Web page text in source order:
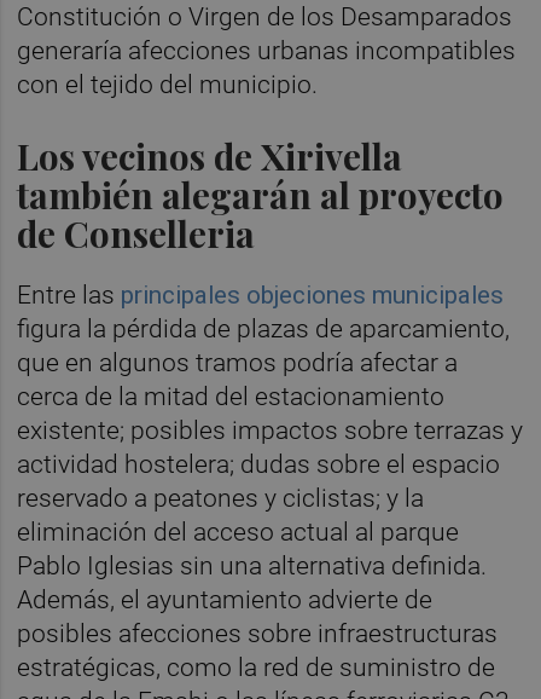
Constitución o Virgen de los Desamparados
generaría afecciones urbanas incompatibles
con el tejido del municipio.
Los vecinos de Xirivella
también alegarán al proyecto
de Conselleria
Entre las principales objeciones municipales
figura la pérdida de plazas de aparcamiento,
que en algunos tramos podría afectar a
cerca de la mitad del estacionamiento
existente; posibles impactos sobre terrazas y
actividad hostelera; dudas sobre el espacio
reservado a peatones y ciclistas; y la
eliminación del acceso actual al parque
Pablo Iglesias sin una alternativa definida.
Además, el ayuntamiento advierte de
posibles afecciones sobre infraestructuras
estratégicas, como la red de suministro de